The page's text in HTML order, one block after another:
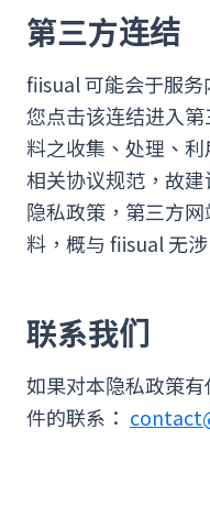
第三方连结
fiisual 可能会于服
您点击该连结进入
料之收集、处理、
相关协议规范，故
隐私政策，第三方
料，概与 fiisual 无
联系我们
如果对本隐私政策
件的联系：